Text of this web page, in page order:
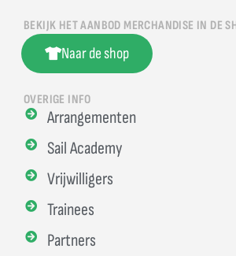
BEKIJK HET AANBOD MERCHANDISE IN DE
Naar de shop
OVERIGE INFO
Arrangementen
Sail Academy
Vrijwilligers
Trainees
Partners